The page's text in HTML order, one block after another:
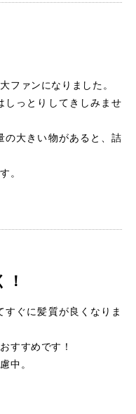
ファンになりました。
しっとりしてきしみませ
の大きい物があると、詰
。
ぐに髪質が良くなりま
すすめです！
中。